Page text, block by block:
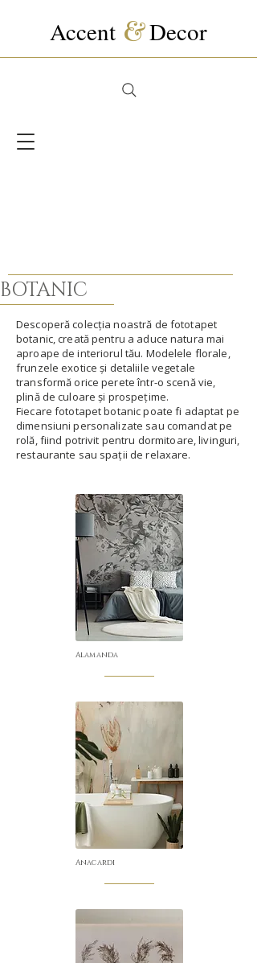
Accent &Decor
BOTANIC
Descoperă colecția noastră de fototapet
botanic, creată pentru a aduce natura mai
aproape de interiorul tău. Modelele florale,
frunzele exotice și detaliile vegetale
transformă orice perete într-o scenă vie,
plină de culoare și prospețime.
Fiecare fototapet botanic poate fi adaptat pe
dimensiuni personalizate sau comandat pe
rolă, fiind potrivit pentru dormitoare, livinguri,
restaurante sau spații de relaxare.
Alamanda
Anacardi